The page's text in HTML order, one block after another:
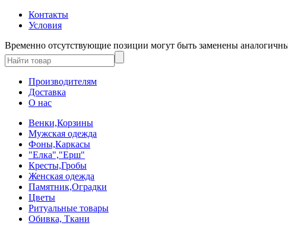
Контакты
Условия
Временно отсутствующие позиции могут быть заменены
Производителям
Доставка
О нас
Венки,Корзины
Мужская одежда
Фоны,Каркасы
"Елка","Ерш"
Кресты,Гробы
Женская одежда
Памятник,Оградки
Цветы
Ритуальные товары
Обивка, Ткани